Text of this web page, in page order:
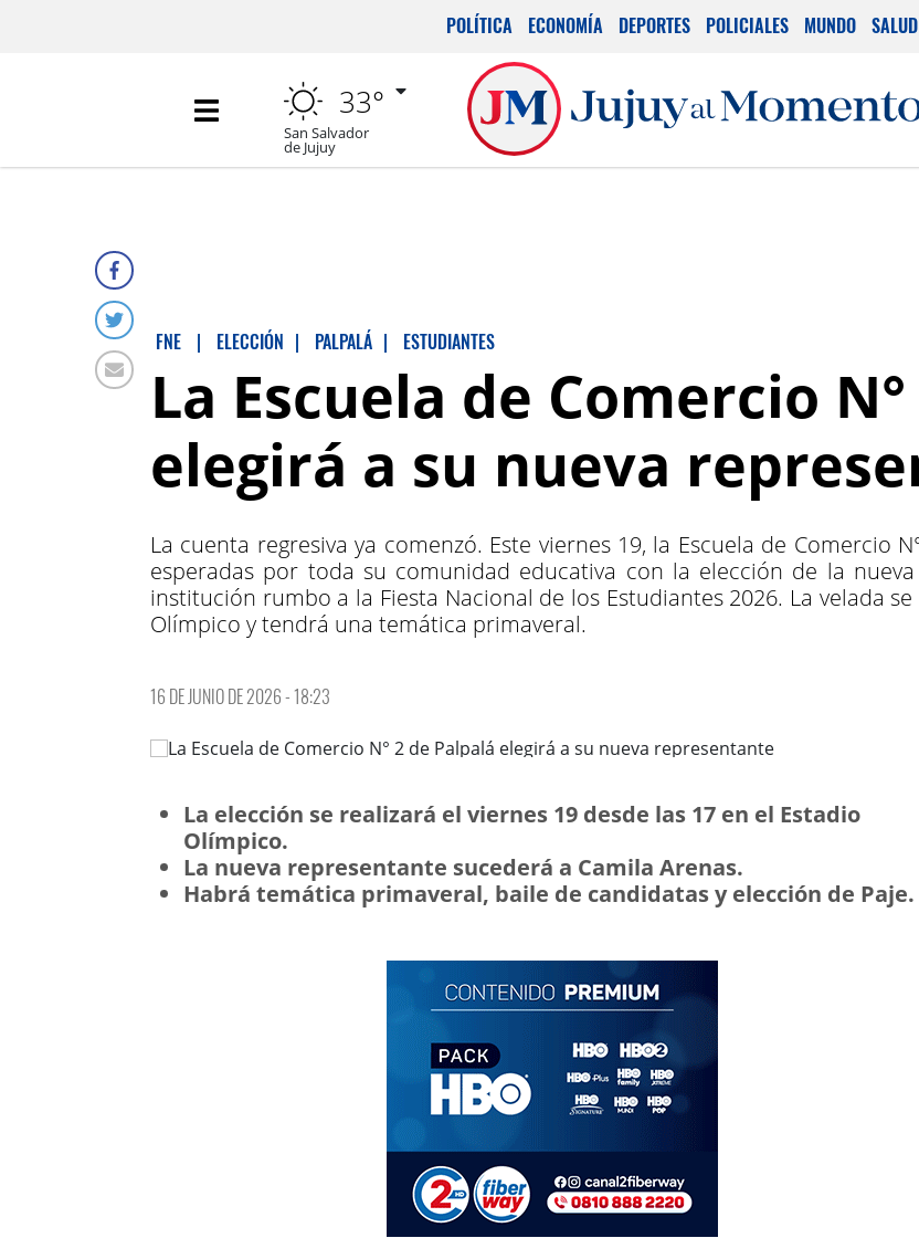
POLÍTICA ECONOMÍA DEPORTES POLICIALES MUNDO SALUD
33°
San Salvador
de Jujuy
FNE | ELECCIÓN | PALPALÁ | ESTUDIANTES
La Escuela de Comercio
elegirá a su nueva
La cuenta regresiva ya comenzó. Este viernes 19, la Escuela de Comercio
esperadas por toda su comunidad educativa con la elección de la
institución rumbo a la Fiesta Nacional de los Estudiantes 2026. La velada
Olímpico y tendrá una temática primaveral.
16 DE JUNIO DE 2026 - 18:23
La elección se realizará el viernes 19 desde las 17 en el Estadio
Olímpico.
La nueva representante sucederá a Camila Arenas.
Habrá temática primaveral, baile de candidatas y elección de Paje.